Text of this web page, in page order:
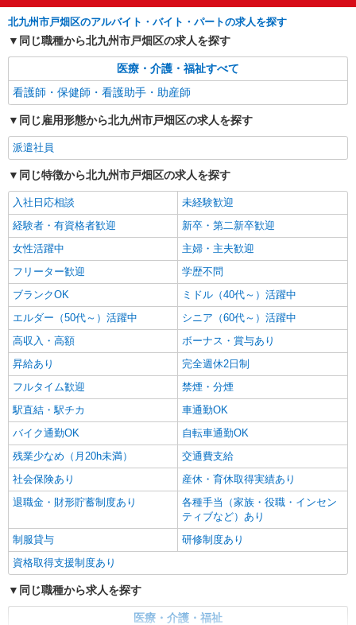
北九州市戸畑区のアルバイト・バイト・パートの求人を探す
同じ職種から北九州市戸畑区の求人を探す
医療・介護・福祉すべて
看護師・保健師・看護助手・助産師
同じ雇用形態から北九州市戸畑区の求人を探す
派遣社員
同じ特徴から北九州市戸畑区の求人を探す
入社日応相談
未経験歓迎
経験者・有資格者歓迎
新卒・第二新卒歓迎
女性活躍中
主婦・主夫歓迎
フリーター歓迎
学歴不問
ブランクOK
ミドル（40代～）活躍中
エルダー（50代～）活躍中
シニア（60代～）活躍中
高収入・高額
ボーナス・賞与あり
昇給あり
完全週休2日制
フルタイム歓迎
禁煙・分煙
駅直結・駅チカ
車通勤OK
バイク通勤OK
自転車通勤OK
残業少なめ（月20h未満）
交通費支給
社会保険あり
産休・育休取得実績あり
退職金・財形貯蓄制度あり
各種手当（家族・役職・インセン
ティブなど）あり
制服貸与
研修制度あり
資格取得支援制度あり
同じ職種から求人を探す
医療・介護・福祉